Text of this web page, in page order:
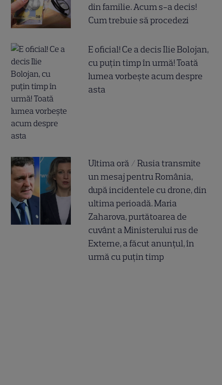
din familie. Acum s-a decis!
Cum trebuie să procedezi
E oficial! Ce a decis Ilie Bolojan,
cu puțin timp în urmă! Toată
lumea vorbește acum despre
asta
Ultima oră / Rusia transmite
un mesaj pentru România,
după incidentele cu drone, din
ultima perioadă. Maria
Zaharova, purtătoarea de
cuvânt a Ministerului rus de
Externe, a făcut anunțul, în
urmă cu puțin timp